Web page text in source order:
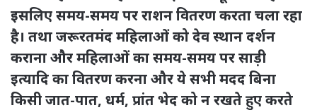
इसलिए समय-समय पर राशन वितरण करता चला रहा
है। तथा जरूरतमंद महिलाओं को देव स्थान दर्शन
कराना और महिलाओं का समय-समय पर साड़ी
इत्यादि का वितरण करना और ये सभी मदद बिना
किसी जात-पात, धर्म, प्रांत भेद को न रखते हुए करते